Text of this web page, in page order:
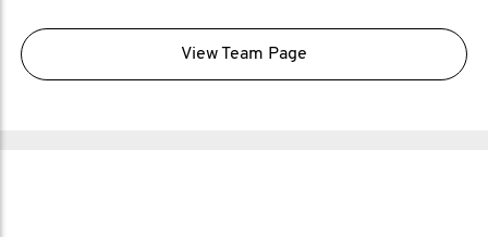
View Team Page